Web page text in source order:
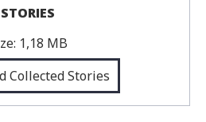
STORIES
1,18 MB
Collected Stories